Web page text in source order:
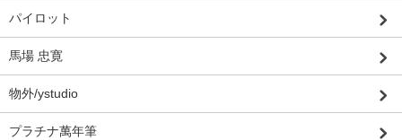
パイロット
馬場 忠寛
物外/ystudio
プラチナ萬年筆